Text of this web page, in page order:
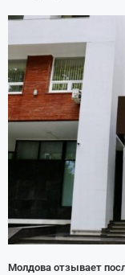
Молдова отзывает